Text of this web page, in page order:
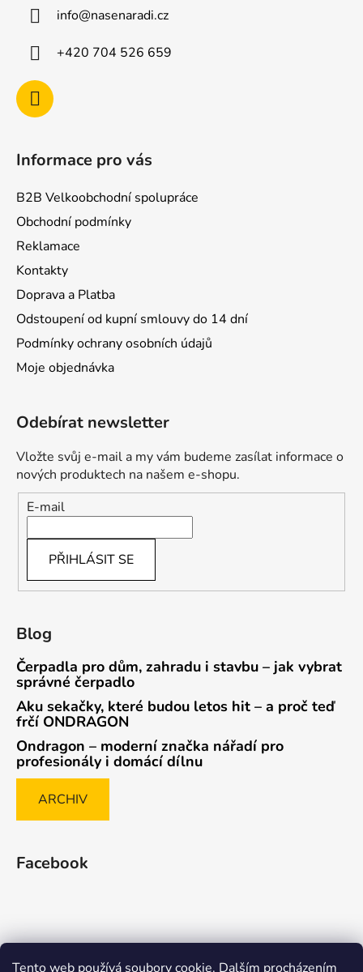
Tento web používá soubory cookie. Dalším procházením
info@nasenaradi.cz
+420 704 526 659
Informace pro vás
B2B Velkoobchodní spolupráce
Obchodní podmínky
Reklamace
Kontakty
Doprava a Platba
Odstoupení od kupní smlouvy do 14 dní
Podmínky ochrany osobních údajů
Moje objednávka
Odebírat newsletter
Vložte svůj e-mail a my vám budeme zasílat informace o
nových produktech na našem e-shopu.
E-mail
PŘIHLÁSIT SE
Blog
Čerpadla pro dům, zahradu i stavbu – jak vybrat
správné čerpadlo
Aku sekačky, které budou letos hit – a proč teď
frčí ONDRAGON
Ondragon – moderní značka nářadí pro
profesionály i domácí dílnu
ARCHIV
Facebook